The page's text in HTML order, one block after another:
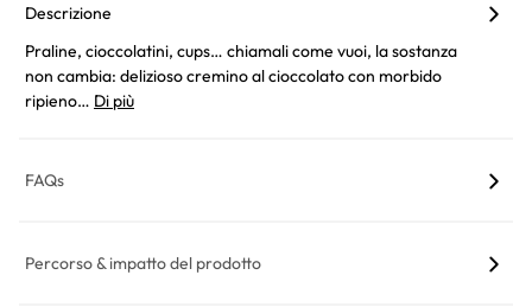
Descrizione
Praline, cioccolatini, cups… chiamali come vuoi, la sostanza
non cambia: delizioso cremino al cioccolato con morbido
ripieno… Di più
FAQs
Percorso & impatto del prodotto